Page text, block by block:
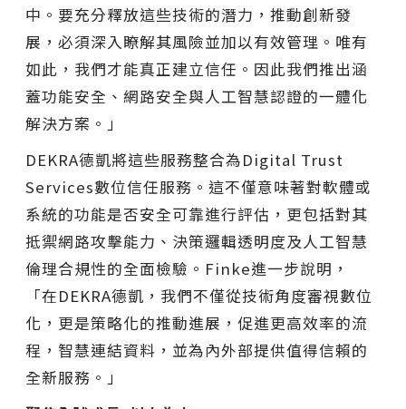
中。要充分釋放這些技術的潛力，推動創新發
展，必須深入瞭解其風險並加以有效管理。唯有
如此，我們才能真正建立信任。因此我們推出涵
蓋功能安全、網路安全與人工智慧認證的一體化
解決方案。」
DEKRA德凱將這些服務整合為Digital Trust
Services數位信任服務。這不僅意味著對軟體或
系統的功能是否安全可靠進行評估，更包括對其
抵禦網路攻擊能力、決策邏輯透明度及人工智慧
倫理合規性的全面檢驗。Finke進一步說明，
「在DEKRA德凱，我們不僅從技術角度審視數位
化，更是策略化的推動進展，促進更高效率的流
程，智慧連結資料，並為內外部提供值得信賴的
全新服務。」